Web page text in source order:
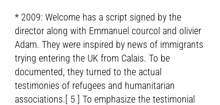
* 2009: Welcome has a script signed by the
director along with Emmanuel courcol and olivier
Adam. They were inspired by news of immigrants
trying entering the UK from Calais. To be
documented, they turned to the actual
testimonies of refugees and humanitarian
associations.[ 5 ] To emphasize the testimonial